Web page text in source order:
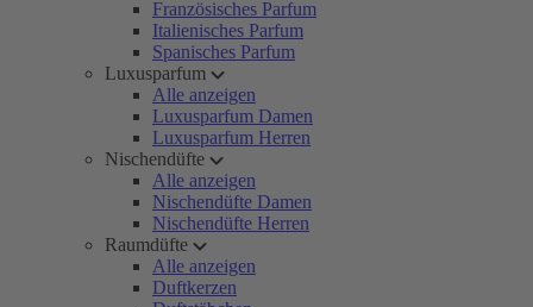
Französisches Parfum
Italienisches Parfum
Spanisches Parfum
Luxusparfum
Alle anzeigen
Luxusparfum Damen
Luxusparfum Herren
Nischendüfte
Alle anzeigen
Nischendüfte Damen
Nischendüfte Herren
Raumdüfte
Alle anzeigen
Duftkerzen